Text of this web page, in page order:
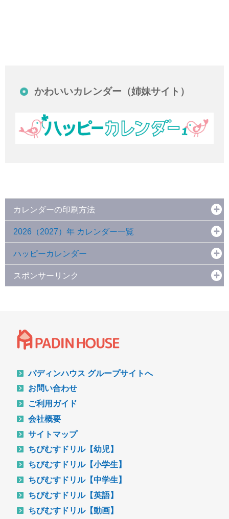
かわいいカレンダー（姉妹サイト）
カレンダーの印刷方法
2026（2027）年 カレンダー一覧
ハッピーカレンダー
スポンサーリンク
パディンハウス グループサイトへ
お問い合わせ
ご利用ガイド
会社概要
サイトマップ
ちびむすドリル【幼児】
ちびむすドリル【小学生】
ちびむすドリル【中学生】
ちびむすドリル【英語】
ちびむすドリル【動画】